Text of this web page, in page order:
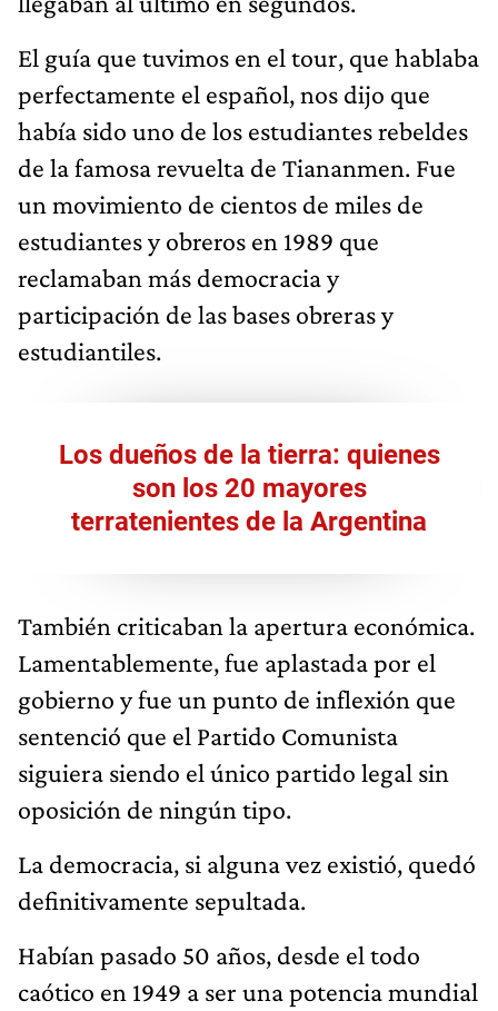
El guía que tuvimos en el tour, que hablaba
perfectamente el español, nos dijo que
había sido uno de los estudiantes rebeldes
de la famosa revuelta de Tiananmen. Fue
un movimiento de cientos de miles de
estudiantes y obreros en 1989 que
reclamaban más democracia y
participación de las bases obreras y
estudiantiles.
Los dueños de la tierra: quienes
son los 20 mayores
terratenientes de la Argentina
También criticaban la apertura económica.
Lamentablemente, fue aplastada por el
gobierno y fue un punto de inflexión que
sentenció que el Partido Comunista
siguiera siendo el único partido legal sin
oposición de ningún tipo.
La democracia, si alguna vez existió, quedó
definitivamente sepultada.
Habían pasado 50 años, desde el todo
caótico en 1949 a ser una potencia mundial